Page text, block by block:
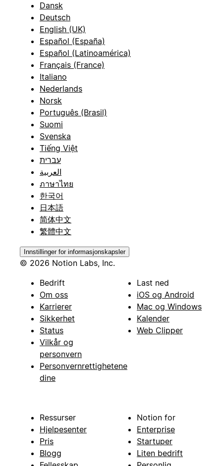
Dansk
Deutsch
English (UK)
Español (España)
Español (Latinoamérica)
Français (France)
Italiano
Nederlands
Norsk
Português (Brasil)
Suomi
Svenska
Tiếng Việt
עברית
العربية
ภาษาไทย
한국어
日本語
简体中文
繁體中文
Innstillinger for informasjonskapsler
© 2026 Notion Labs, Inc.
Bedrift
Om oss
Karrierer
Sikkerhet
Status
Vilkår og
personvern
Personvernrettighetene
dine
Last ned
iOS og Android
Mac og Windows
Kalender
Web Clipper
Ressurser
Hjelpesenter
Pris
Blogg
Notion for
Enterprise
Startuper
Liten bedrift